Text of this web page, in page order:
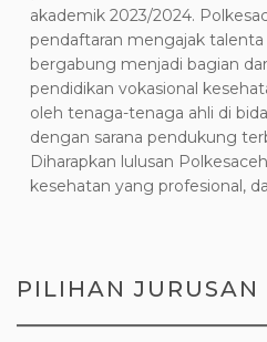
akademik 2023/2024.
pendaftaran mengajak
bergabung menjadi bagian
pendidikan vokasional
oleh tenaga-tenaga ahli di
dengan sarana pendukung
Diharapkan lulusan
kesehatan yang profesional,
PILIHAN JURUSAN